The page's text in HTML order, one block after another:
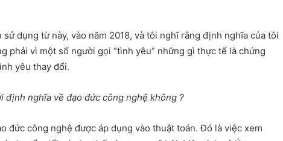
dụng từ này, vào năm 2018, và tôi nghĩ rằng định nghĩa của tôi
phải vì một số người gọi “tình yêu” những gì thực tế là chứng
yêu thay đổi.
định nghĩa về đạo đức công nghệ không ?
đức công nghệ được áp dụng vào thuật toán. Đó là việc xem